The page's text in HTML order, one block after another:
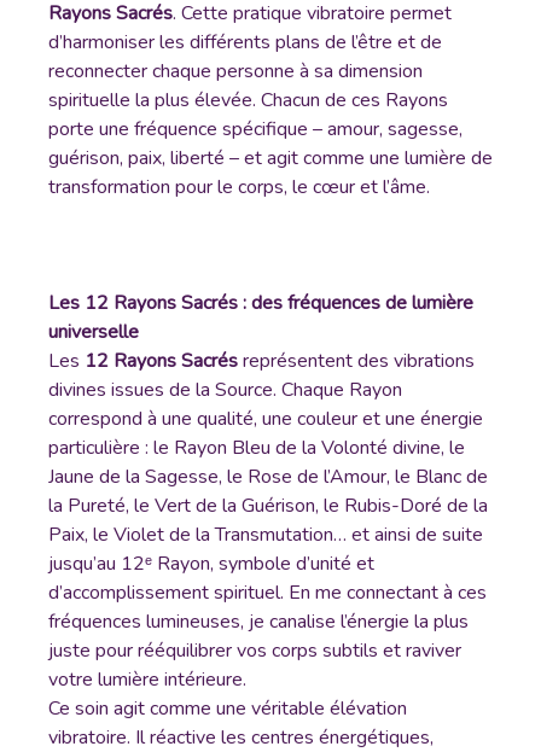
Rayons Sacrés. Cette pratique vibratoire permet
d’harmoniser les différents plans de l’être et de
reconnecter chaque personne à sa dimension
spirituelle la plus élevée. Chacun de ces Rayons
porte une fréquence spécifique – amour, sagesse,
guérison, paix, liberté – et agit comme une lumière de
transformation pour le corps, le cœur et l’âme.
Les 12 Rayons Sacrés : des fréquences de lumière
universelle
Les 12 Rayons Sacrésreprésentent des vibrations
divines issues de la Source. Chaque Rayon
correspond à une qualité, une couleur et une énergie
particulière : le Rayon Bleu de la Volonté divine, le
Jaune de la Sagesse, le Rose de l’Amour, le Blanc de
la Pureté, le Vert de la Guérison, le Rubis-Doré de la
Paix, le Violet de la Transmutation… et ainsi de suite
jusqu’au 12ᵉ Rayon, symbole d’unité et
d’accomplissement spirituel. En me connectant à ces
fréquences lumineuses, je canalise l’énergie la plus
juste pour rééquilibrer vos corps subtils et raviver
votre lumière intérieure.
Ce soin agit comme une véritable élévation
vibratoire. Il réactive les centres énergétiques,